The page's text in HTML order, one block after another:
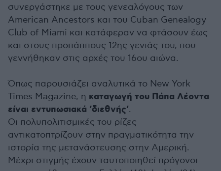
συνεργάστηκε με τους γενεαλόγους των
American Ancestors και του Cuban Genealogy
Club of Miami και κατάφεραν να φτάσουν έως
και στους προπάππους 12ης γενιάς του, που
γεννήθηκαν στις αρχές του 16ου αιώνα.
Όπως παρουσιάζει αναλυτικά το New York
Times Magazine, η καταγωγή του Πάπα Λέοντα
είναι εντυπωσιακά ‘διεθνής’.
Οι πολυπολιτισμικές του ρίζες
αντικατοπτρίζουν στην πραγματικότητα την
ιστορία της μετανάστευσης στην Αμερική.
Μέχρι στιγμής έχουν ταυτοποιηθεί πρόγονοι